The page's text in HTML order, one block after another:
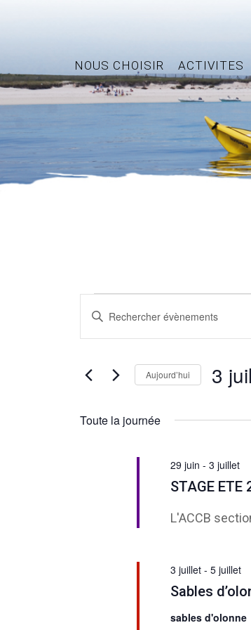
NOUS CHOISIR ACTIVITES
Évènements
for
3
juillet
2026
Recherche
et
navigation
vues
Évènements
Saisir
Rechercher
Évènements
mot-
Aujourd’hui 3
Toute la journée
STAGE ETE
29 juin -3 juillet
L'ACCB
Sables
3 juillet -5 juillet
sables d'olonne